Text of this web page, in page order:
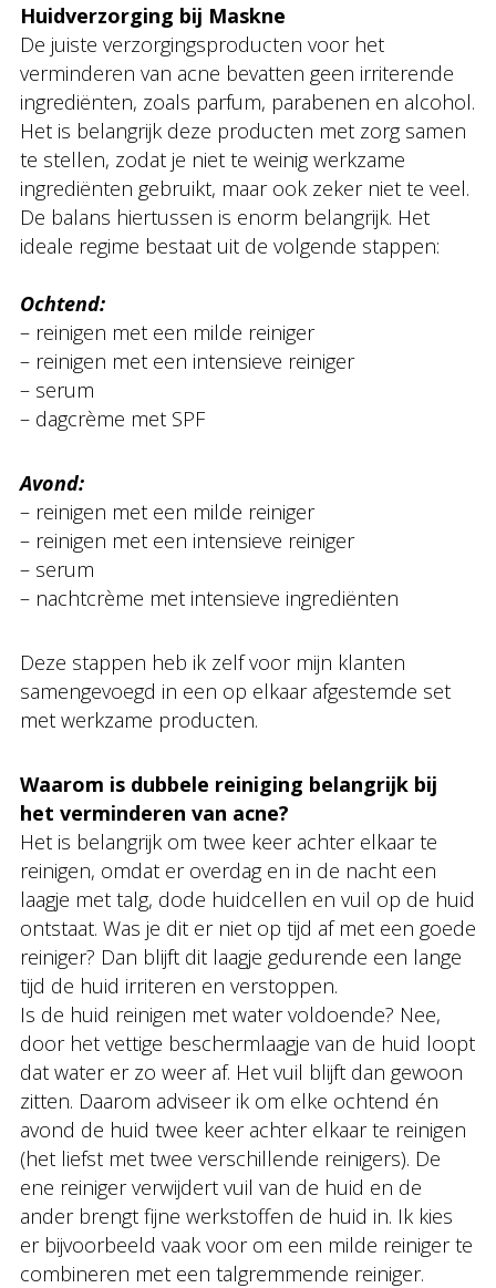
Huidverzorging bij Maskne
De juiste verzorgingsproducten voor het
verminderen van acne bevatten geen irriterende
ingrediënten, zoals parfum, parabenen en alcohol.
Het is belangrijk deze producten met zorg samen
te stellen, zodat je niet te weinig werkzame
ingrediënten gebruikt, maar ook zeker niet te veel.
De balans hiertussen is enorm belangrijk. Het
ideale regime bestaat uit de volgende stappen:
Ochtend:
– reinigen met een milde reiniger
– reinigen met een intensieve reiniger
– serum
– dagcrème met SPF
Avond:
– reinigen met een milde reiniger
– reinigen met een intensieve reiniger
– serum
– nachtcrème met intensieve ingrediënten
Deze stappen heb ik zelf voor mijn klanten
samengevoegd in een op elkaar afgestemde set
met werkzame producten.
Waarom is dubbele reiniging belangrijk bij
het verminderen van acne?
Het is belangrijk om twee keer achter elkaar te
reinigen, omdat er overdag en in de nacht een
laagje met talg, dode huidcellen en vuil op de huid
ontstaat. Was je dit er niet op tijd af met een goede
reiniger? Dan blijft dit laagje gedurende een lange
tijd de huid irriteren en verstoppen.
Is de huid reinigen met water voldoende? Nee,
door het vettige beschermlaagje van de huid loopt
dat water er zo weer af. Het vuil blijft dan gewoon
zitten. Daarom adviseer ik om elke ochtend én
avond de huid twee keer achter elkaar te reinigen
(het liefst met twee verschillende reinigers). De
ene reiniger verwijdert vuil van de huid en de
ander brengt fijne werkstoffen de huid in. Ik kies
er bijvoorbeeld vaak voor om een milde reiniger te
combineren met een talgremmende reiniger.